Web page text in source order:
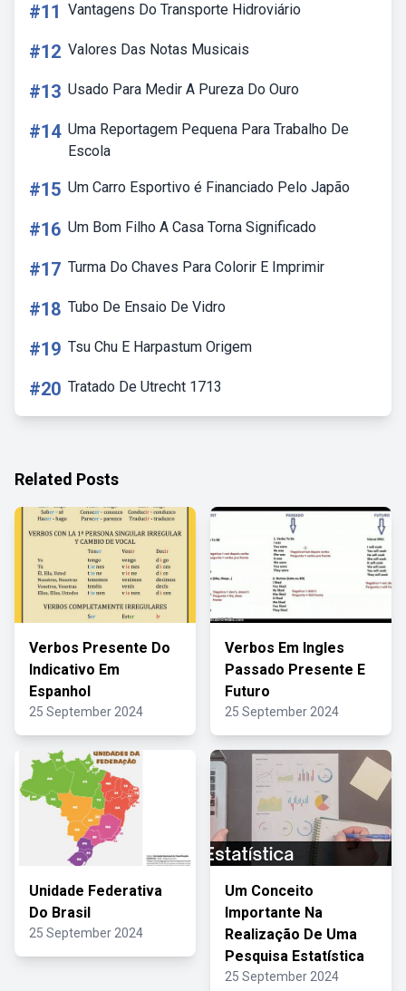
#11 Vantagens Do Transporte Hidroviário
#12 Valores Das Notas Musicais
#13 Usado Para Medir A Pureza Do Ouro
#14 Uma Reportagem Pequena Para Trabalho De
Escola
#15 Um Carro Esportivo é Financiado Pelo Japão
#16 Um Bom Filho A Casa Torna Significado
#17 Turma Do Chaves Para Colorir E Imprimir
#18 Tubo De Ensaio De Vidro
#19 Tsu Chu E Harpastum Origem
#20 Tratado De Utrecht 1713
Related Posts
Verbos Presente Do
Indicativo Em
Espanhol
25 September 2024
Verbos Em Ingles
Passado Presente E
Futuro
25 September 2024
Unidade Federativa
Do Brasil
25 September 2024
Um Conceito
Importante Na
Realização De Uma
Pesquisa Estatística
25 September 2024